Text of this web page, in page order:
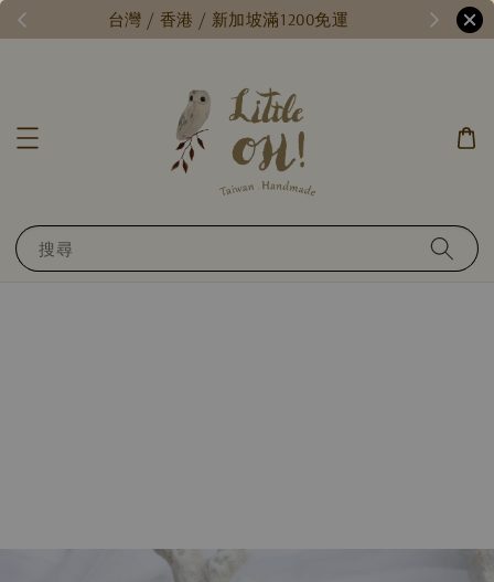
每月15號，小確幸日 // 全館限時免運 //
搜尋